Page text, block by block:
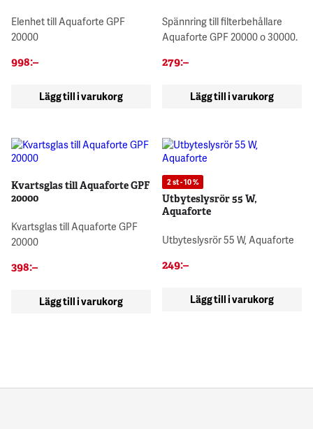
Elenhet till Aquaforte GPF
20000
998:–
Lägg till i varukorg
Spännring till filterbehållare
Aquaforte GPF 20000 o 30000.
279:–
Lägg till i varukorg
Kvartsglas till Aquaforte GPF
20000
Kvartsglas till Aquaforte GPF
20000
398:–
Lägg till i varukorg
2 st - 10 %
Utbyteslysrör 55 W,
Aquaforte
Utbyteslysrör 55 W, Aquaforte
249:–
Lägg till i varukorg